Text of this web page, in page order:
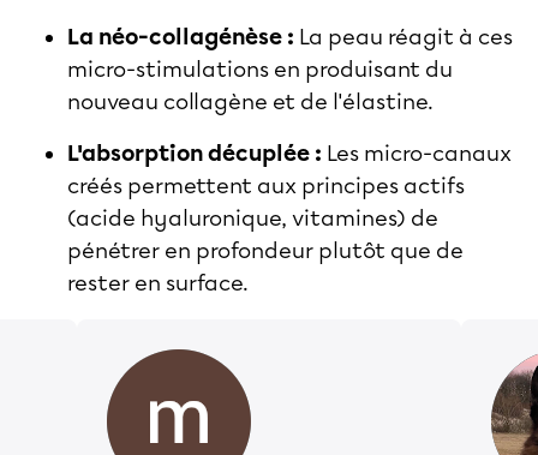
La néo-collagénèse : La peau réagit à ces
micro-stimulations en produisant du
nouveau collagène et de l'élastine.
L'absorption décuplée : Les micro-canaux
créés permettent aux principes actifs
(acide hyaluronique, vitamines) de
pénétrer en profondeur plutôt que de
rester en surface.